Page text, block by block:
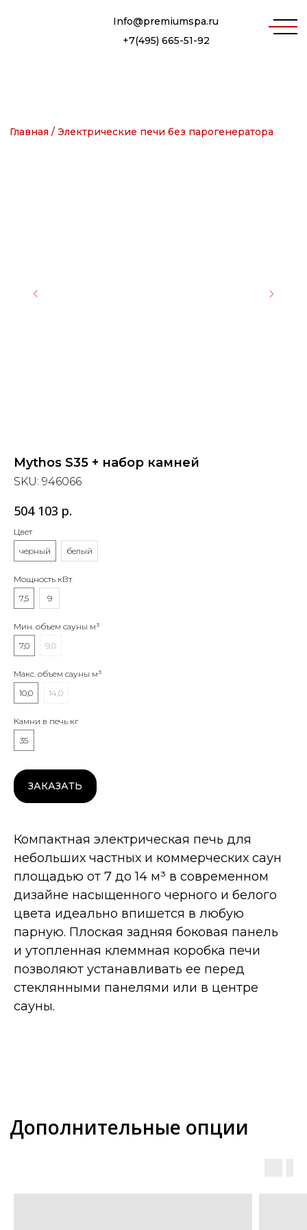
Info@premiumspa.ru
+7(495) 665-51-92
Mythos S35 + набор камней
SKU: 946066
504 103 р.
Цвет
черный
белый
Мощность кВт
7,5
9
Мин. объем сауны м³
7,0
9,0
Макс. объем сауны м³
10,0
14,0
Камни в печь кг
35
ЗАКАЗАТЬ
Компактная электрическая печь для
небольших частных и коммерческих саун
площадью от 7 до 14 м³ в современном
дизайне насыщенного черного и белого
цвета идеально впишется в любую
парную. Плоская задняя боковая панель
и утопленная клеммная коробка печи
позволяют устанавливать ее перед
стеклянными панелями или в центре
сауны.
Дополнительные опции